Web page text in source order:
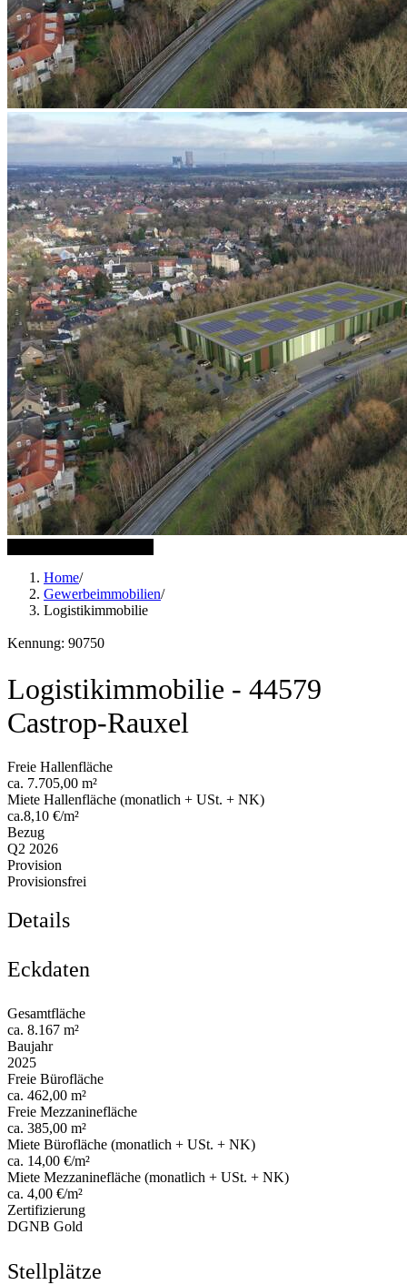
Home/
Gewerbeimmobilien/
Logistikimmobilie
Kennung: 90750
Logistikimmobilie - 44579
Castrop-Rauxel
Freie Hallenfläche
ca. 7.705,00 m²
Miete Hallenfläche (monatlich + USt. + NK)
ca.8,10 €/m²
Bezug
Q2 2026
Provision
Provisionsfrei
Details
Eckdaten
Gesamtfläche
ca. 8.167 m²
Baujahr
2025
Freie Bürofläche
ca. 462,00 m²
Freie Mezzaninefläche
ca. 385,00 m²
Miete Bürofläche (monatlich + USt. + NK)
ca. 14,00 €/m²
Miete Mezzaninefläche (monatlich + USt. + NK)
ca. 4,00 €/m²
Zertifizierung
DGNB Gold
Stellplätze